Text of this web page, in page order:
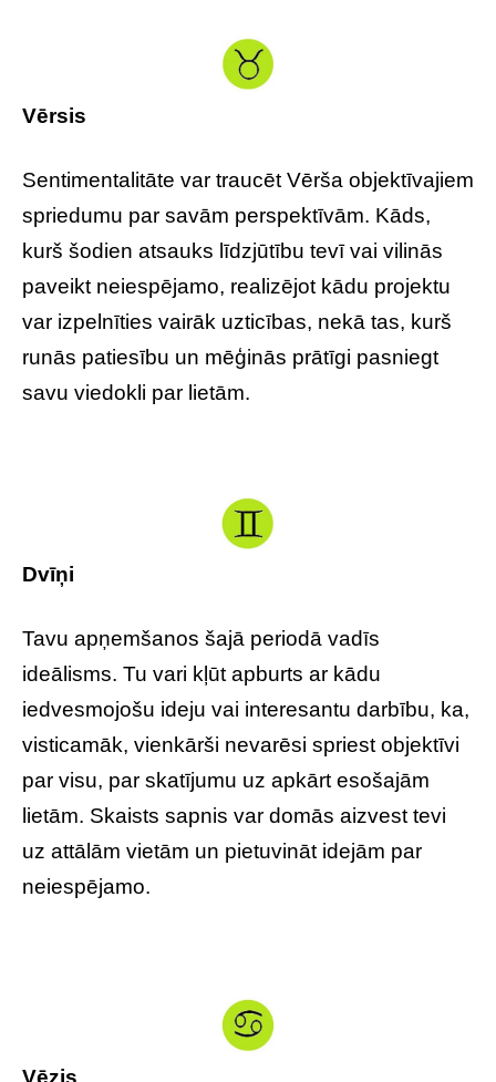
Vērsis
Sentimentalitāte var traucēt Vērša objektīvajiem
spriedumu par savām perspektīvām. Kāds,
kurš šodien atsauks līdzjūtību tevī vai vilinās
paveikt neiespējamo, realizējot kādu projektu
var izpelnīties vairāk uzticības, nekā tas, kurš
runās patiesību un mēģinās prātīgi pasniegt
savu viedokli par lietām.
Dvīņi
Tavu apņemšanos šajā periodā vadīs
ideālisms. Tu vari kļūt apburts ar kādu
iedvesmojošu ideju vai interesantu darbību, ka,
visticamāk, vienkārši nevarēsi spriest objektīvi
par visu, par skatījumu uz apkārt esošajām
lietām. Skaists sapnis var domās aizvest tevi
uz attālām vietām un pietuvināt idejām par
neiespējamo.